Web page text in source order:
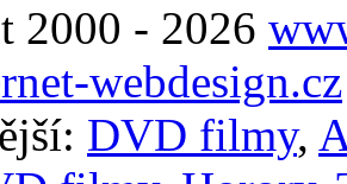
2000 - 2026
webdesign.cz
DVD filmy,